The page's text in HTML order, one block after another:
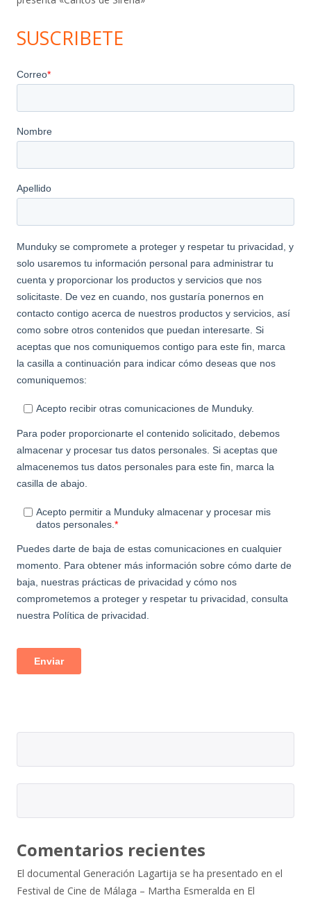
SUSCRIBETE
Comentarios recientes
El documental Generación Lagartija se ha presentado en el
Festival de Cine de Málaga – Martha Esmeralda en El